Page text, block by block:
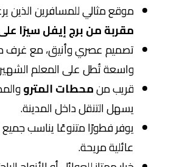
موقع مثالي للمسافرين الذين
مقربة من برج إيفل سيرًا
تصميم عصري وأنيق، مع غرف
واسعة تُطل على المعلم
قريب منمحطات المترو
يسهل التنقل داخل المدينة.
يوفر فطورًا متنوعًا يناسب جميع
عائلية مريحة.